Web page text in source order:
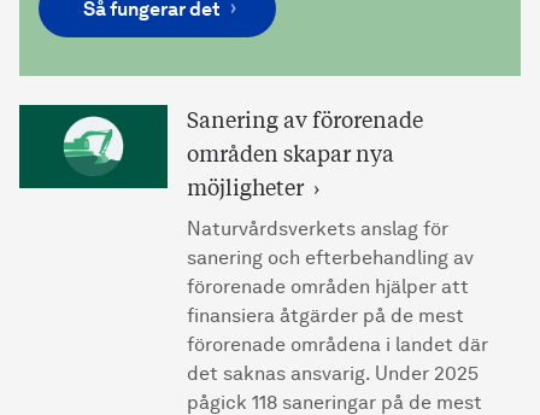
Så fungerar det
Sanering av förorenade
områden skapar nya
möjligheter
Naturvårdsverkets anslag för
sanering och efterbehandling av
förorenade områden hjälper att
finansiera åtgärder på de mest
förorenade områdena i landet där
det saknas ansvarig. Under 2025
pågick 118 saneringar på de mest